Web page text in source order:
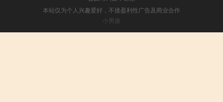
本站仅为个人兴趣爱好，不接盈利性广告及商业合作
小男孩